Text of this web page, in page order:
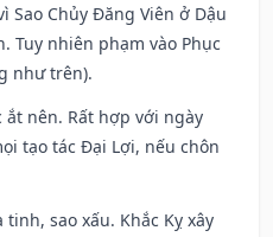
Sao Chủy Đăng Viên ở Dậu
Tuy nhiên phạm vào Phục
như trên).
ắt nên. Rất hợp với ngày
tạo tác Đại Lợi, nếu chôn
tinh, sao xấu. Khắc Kỵ xây